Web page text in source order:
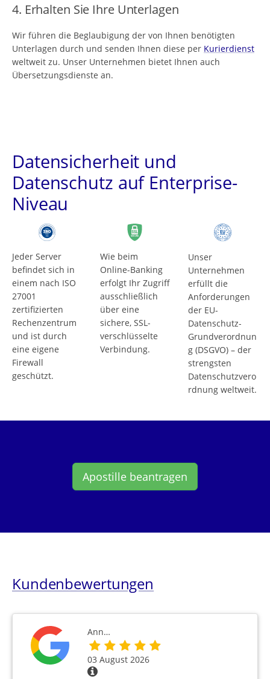
4. Erhalten Sie Ihre Unterlagen
Wir führen die Beglaubigung der von Ihnen benötigten
Unterlagen durch und senden Ihnen diese per Kurierdienst
weltweit zu. Unser Unternehmen bietet Ihnen auch
Übersetzungsdienste an.
Datensicherheit und
Datenschutz auf Enterprise-
Niveau
Jeder Server
befindet sich in
einem nach ISO
27001
zertifizierten
Rechenzentrum
und ist durch
eine eigene
Firewall
geschützt.
Wie beim
Online-Banking
erfolgt Ihr Zugriff
ausschließlich
über eine
sichere, SSL-
verschlüsselte
Verbindung.
Unser
Unternehmen
erfüllt die
Anforderungen
der EU-
Datenschutz-
Grundverordnun
g (DSGVO) – der
strengsten
Datenschutzvero
rdnung weltweit.
Apostille beantragen
Kundenbewertungen
Ann…
03 August 2026